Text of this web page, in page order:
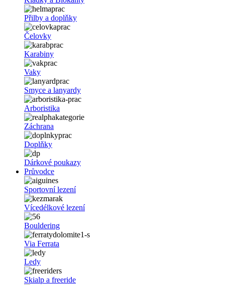
Přilby a doplňky
Čelovky
Karabiny
Vaky
Smyce a lanyardy
Arboristika
Záchrana
Doplňky
Dárkové poukazy
Průvodce
Sportovní lezení
Vícedélkové lezení
Bouldering
Via Ferrata
Ledy
Skialp a freeride